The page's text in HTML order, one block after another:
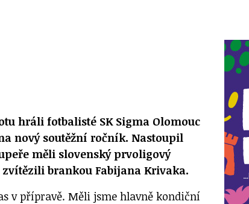
hráli fotbalisté SK Sigma Olomouc
nový soutěžní ročník. Nastoupil
měli slovenský prvoligový
brankou Fabijana Krivaka.
v přípravě. Měli jsme hlavně kondiční